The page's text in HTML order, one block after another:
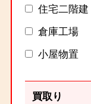
住宅二階建
倉庫工場
小屋物置
買取り